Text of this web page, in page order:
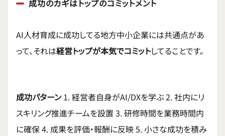
成功のカギはトップのコミットメント
AI人材育成に成功してる地方中小企業には共通点があ
って、それは経営トップが本気でコミットしてることです。
成功パターン1. 経営者自身がAI/DXを学ぶ 2. 社内にリ
スキリング推進チームを設置 3. 研修時間を業務時間内
に確保 4. 成果を評価・報酬に反映 5. 小さな成功を積み